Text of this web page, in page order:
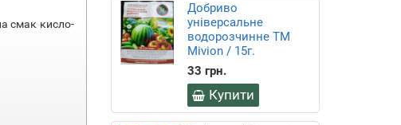
смак кисло-
Добриво
універсальне
водорозчинне ТМ
Mivion / 15г.
33 грн.
Купити